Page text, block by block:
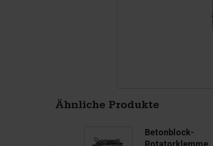
Ähnliche Produkte
Betonblock-
Rotatorklemme